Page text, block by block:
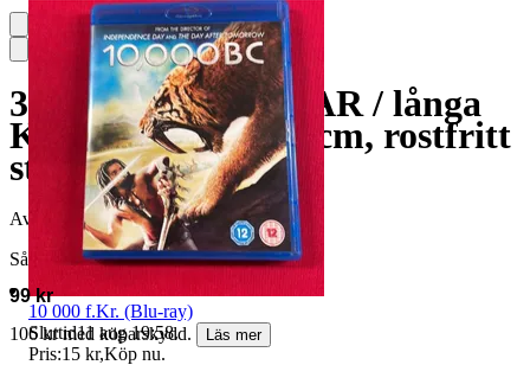
3St. LATTESKEDAR / långa
Kaffeskedar - 15.8 cm, rostfritt
stål
Avslutad
28 maj 19:22
Såld för
99 kr
106 kr med köparskydd.
Läs mer
10 000 f.Kr. (Blu-ray)
Sluttid11 aug 19:58.
Pris:15 kr,Köp nu.